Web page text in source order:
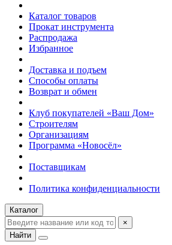
Каталог товаров
Прокат инструмента
Распродажа
Избранное
Доставка и подъем
Способы оплаты
Возврат и обмен
Клуб покупателей «Ваш Дом»
Строителям
Организациям
Программа «Новосёл»
Поставщикам
Политика конфиденциальности
Каталог
×
Найти